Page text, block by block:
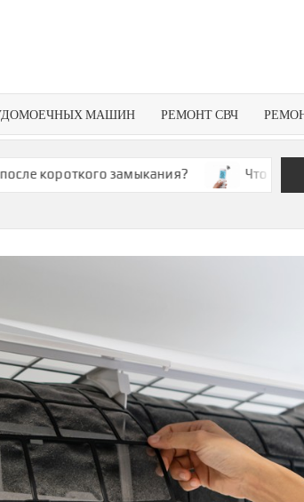
МАШИН РЕМОНТ СВЧ
замыкания? Что делать,